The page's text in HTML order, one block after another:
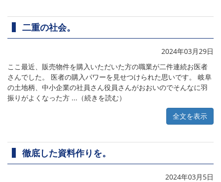
二重の社会。
2024年03月29日
ここ最近、販売物件を購入いただいた方の職業が二件連続お医者
さんでした。 医者の購入パワーを見せつけられた思いです。 岐阜
の土地柄、中小企業の社員さん役員さんがおおいのでそんなに羽
振りがよくなった方 ...（続きを読む）
全文を表示
徹底した資料作りを。
2024年03月5日